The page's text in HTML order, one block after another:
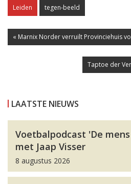
Leiden tegen-beeld
« Marnix Norder verruilt Provinciehuis
Taptoe der
LAATSTE NIEUWS
Voetbalpodcast 'De
met Jaap Visser
8 augustus 2026